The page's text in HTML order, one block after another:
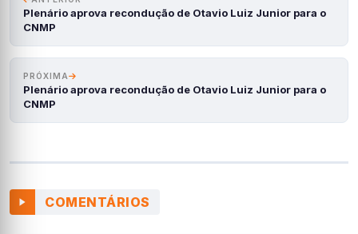
Plenário aprova recondução de Otavio Luiz Junior para o
CNMP
PRÓXIMA
Plenário aprova recondução de Otavio Luiz Junior para o
CNMP
COMENTÁRIOS